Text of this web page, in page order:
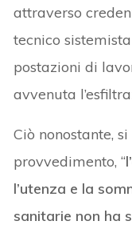
attraverso
tecnico
postazioni di
avvenuta
Ciò nonostante,
provvedimento, “
l’utenza e la
sanitarie non ha